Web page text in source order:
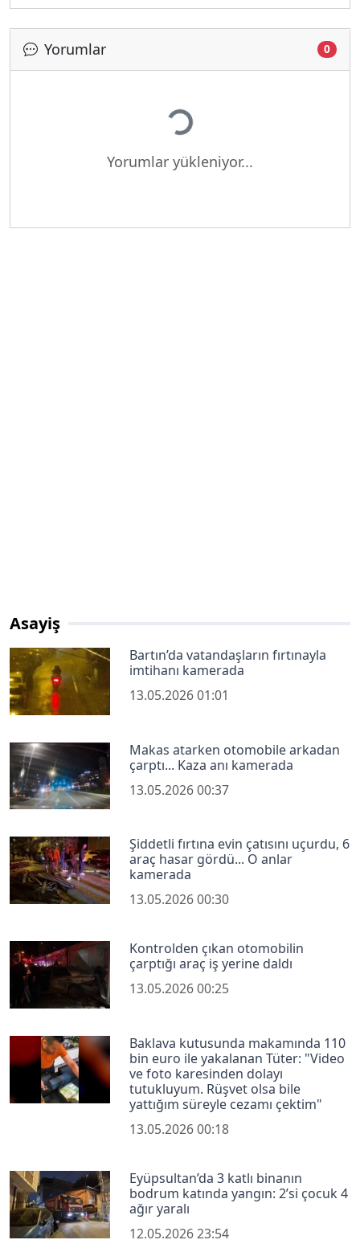
Yorumlar 0
Yükleniyor...
Yorumlar yükleniyor...
Asayiş
Bartın’da vatandaşların fırtınayla
imtihanı kamerada
13.05.2026 01:01
Makas atarken otomobile arkadan
çarptı... Kaza anı kamerada
13.05.2026 00:37
Şiddetli fırtına evin çatısını uçurdu, 6
araç hasar gördü... O anlar
kamerada
13.05.2026 00:30
Kontrolden çıkan otomobilin
çarptığı araç iş yerine daldı
13.05.2026 00:25
Baklava kutusunda makamında 110
bin euro ile yakalanan Tüter: "Video
ve foto karesinden dolayı
tutukluyum. Rüşvet olsa bile
yattığım süreyle cezamı çektim"
13.05.2026 00:18
Eyüpsultan’da 3 katlı binanın
bodrum katında yangın: 2’si çocuk 4
ağır yaralı
12.05.2026 23:54